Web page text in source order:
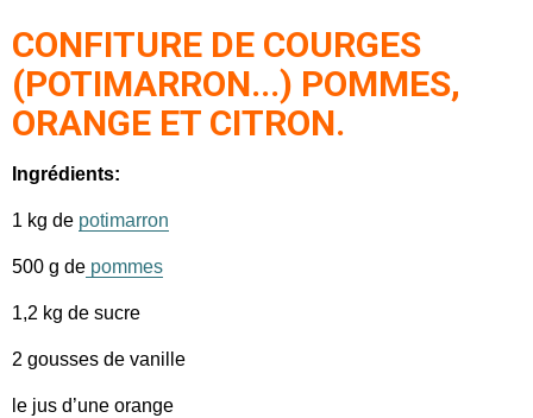
CONFITURE DE COURGES
(POTIMARRON...) POMMES,
ORANGE ET CITRON.
Ingrédients:
1 kg de potimarron
500 g de pommes
1,2 kg de sucre
2 gousses de vanille
le jus d’une orange